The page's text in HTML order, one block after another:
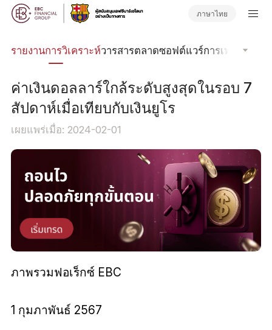
ภาษาไทย
รายงานการวิเคราะห์วารสารตลาดซอฟต์แวร์การเทรด
ค่าเงินดอลลาร์ใกล้ระดับสูงสุดในรอบ 7
สัปดาห์เมื่อเทียบกับเงินยูโร
เผยแพร่เมื่อ: 2024-02-01
ภาพรวมฟอเร็กซ์ EBC
1 กุมภาพันธ์ 2567